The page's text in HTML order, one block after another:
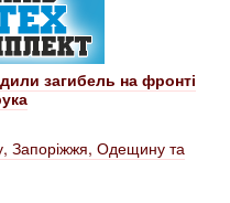
загибель на фронті
Запоріжжя, Одещину та